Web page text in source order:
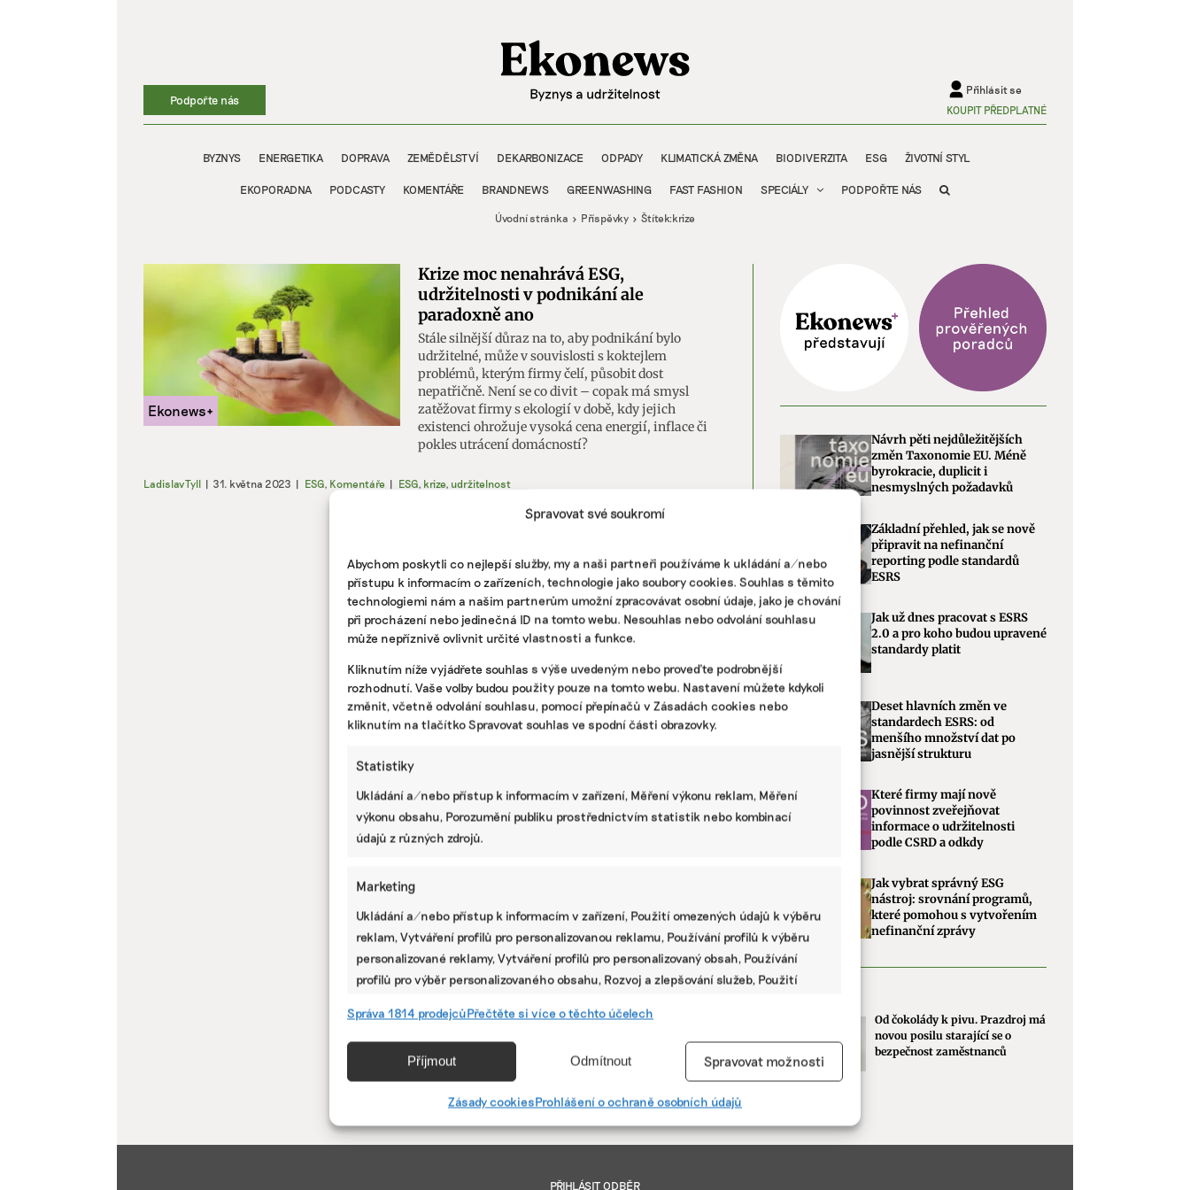
Spravovat své soukromí
Abychom poskytli co nejlepší služby, my a naši partneři používáme k ukládání a/nebo
přístupu k informacím o zařízeních, technologie jako soubory cookies. Souhlas s těmito
technologiemi nám a našim partnerům umožní zpracovávat osobní údaje, jako je chování
při procházení nebo jedinečná ID na tomto webu. Nesouhlas nebo odvolání souhlasu
může nepříznivě ovlivnit určité vlastnosti a funkce.
Kliknutím níže vyjádřete souhlas s výše uvedeným nebo proveďte podrobnější
rozhodnutí. Vaše volby budou použity pouze na tomto webu. Nastavení můžete kdykoli
změnit, včetně odvolání souhlasu, pomocí přepínačů v Zásadách cookies nebo
kliknutím na tlačítko Spravovat souhlas ve spodní části obrazovky.
Statistiky
Ukládání a/nebo přístup k informacím v zařízení, Měření výkonu reklam, Měření
výkonu obsahu, Porozumění publiku prostřednictvím statistik nebo kombinací
údajů z různých zdrojů.
Marketing
Ukládání a/nebo přístup k informacím v zařízení, Použití omezených údajů k výběru
reklam, Vytváření profilů pro personalizovanou reklamu, Používání profilů k výběru
personalizované reklamy, Vytváření profilů pro personalizovaný obsah, Používání
profilů pro výběr personalizovaného obsahu, Rozvoj a zlepšování služeb, Použití
Přiřazování a kombinování údajů z jiných zdrojů údajů, Propojení různých
zařízení, Identifikace zařízení na základě automaticky přenášených
Správa 1814 prodejcůPřečtěte si více o těchto účelech
Příjmout Odmítnout Spravovat možnosti
Zásady cookiesProhlášení o ochraně osobních údajů
Podpořte nás
Přihlásit se
KOUPIT PŘEDPLATNÉ
BYZNYS ENERGETIKA DOPRAVA ZEMĚDĚLSTVÍ DEKARBONIZACE ODPADY KLIMATICKÁ ZMĚNA BIODIVERZITA ESG ŽIVOTNÍ STYL
EKOPORADNA PODCASTY KOMENTÁŘE BRANDNEWS GREENWASHING FAST FASHION SPECIÁLY PODPOŘTE NÁS
Úvodní stránka Příspěvky Štítek:krize
Krize moc nenahrává ESG,
udržitelnosti v podnikání ale
paradoxně ano
Stále silnější důraz na to, aby podnikání bylo
udržitelné, může v souvislosti s koktejlem
problémů, kterým firmy čelí, působit dost
nepatřičně. Není se co divit – copak má smysl
zatěžovat firmy s ekologií v době, kdy jejich
existenci ohrožuje vysoká cena energií, inflace či
pokles utrácení domácností?
Ladislav Tyll | 31. května 2023 | ESG, Komentáře | ESG, krize, udržitelnost
Návrh pěti nejdůležitějších
změn Taxonomie EU. Méně
byrokracie, duplicit i
nesmyslných požadavků
Základní přehled, jak se nově
připravit na nefinanční
reporting podle standardů
ESRS
Jak už dnes pracovat s ESRS
2.0 a pro koho budou upravené
standardy platit
Deset hlavních změn ve
standardech ESRS: od
menšího množství dat po
jasnější strukturu
Které firmy mají nově
povinnost zveřejňovat
informace o udržitelnosti
podle CSRD a odkdy
Jak vybrat správný ESG
nástroj: srovnání programů,
které pomohou s vytvořením
nefinanční zprávy
Lidé v ESG
Od čokolády k pivu. Prazdroj má
novou posilu starající se o
bezpečnost zaměstnanců
PŘIHLÁSIT ODBĚR